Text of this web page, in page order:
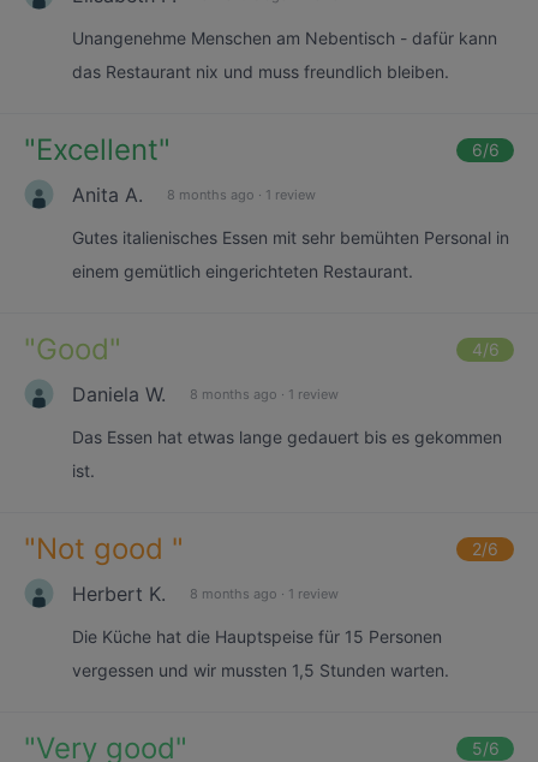
Unangenehme Menschen am Nebentisch - dafür kann
das Restaurant nix und muss freundlich bleiben.
"Excellent" 6/6
Anita A. 8 months ago · 1 review
Gutes italienisches Essen mit sehr bemühten Personal in
einem gemütlich eingerichteten Restaurant.
"Good" 4/6
Daniela W. 8 months ago · 1 review
Das Essen hat etwas lange gedauert bis es gekommen
ist.
"Not good " 2/6
Herbert K. 8 months ago · 1 review
Die Küche hat die Hauptspeise für 15 Personen
vergessen und wir mussten 1,5 Stunden warten.
"Very good" 5/6